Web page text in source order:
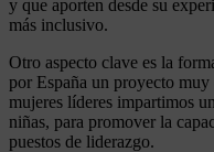
y que aporten desde su
más inclusivo.
Otro aspecto clave es la
por España un proyecto
mujeres líderes impartimos
niñas, para promover la
puestos de liderazgo.